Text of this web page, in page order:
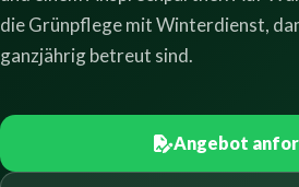
die Grünpflege mit Winterdienst,
ganzjährig betreut sind.
Angebot